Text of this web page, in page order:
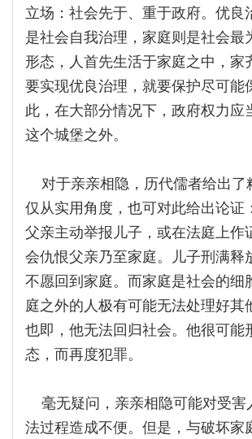
立场：社会先于、重于政府。优良
是社会自我治理，家庭则是社会最
形态，人首先生活于家庭之中，家
要实现优良治理，就要保护尽可能
此，在大部分情况下，政府权力应
这个城堡之外。
对于亲亲相隐，历代儒者给出了
仅从实用角度，也可对此给出论证
父亲主动举报儿子，或在法庭上作
会仇恨父亲乃至家庭。儿子刑满释
不愿回到家庭。而家庭是社会的细
庭之外的人极有可能无法处理好其
也即，他无法回归社会。他很可能
态，而再度犯罪。
毫无疑问，亲亲相隐可能对受害
法过程造成不便。但是，与破坏家